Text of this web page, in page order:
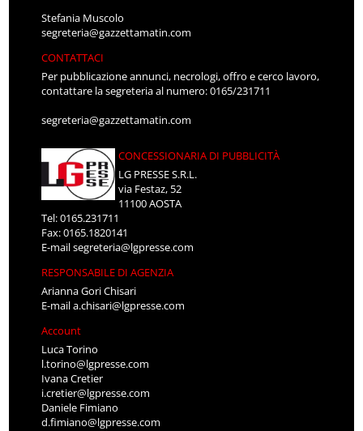
Stefania Muscolo
segreteria@gazzettamatin.com
CONTATTACI
Per pubblicazione annunci, necrologi, offro e cerco lavoro,
contattare la segreteria al numero: 0165/231711
segreteria@gazzettamatin.com
CONCESSIONARIA DI PUBBLICITÀ
LG PRESSE S.R.L.
via Festaz, 52
11100 AOSTA
Tel: 0165.231711
Fax: 0165.1820141
E-mailsegreteria@lgpresse.com
RESPONSABILE DI AGENZIA
Arianna Gori Chisari
E-maila.chisari@lgpresse.com
Account
Luca Torino
l.torino@lgpresse.com
Ivana Cretier
i.cretier@lgpresse.com
Daniele Fimiano
d.fimiano@lgpresse.com